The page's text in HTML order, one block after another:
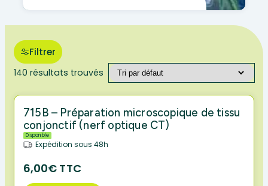
Filtrer
140 résultats trouvés
715B – Préparation microscopique de tissu
conjonctif (nerf optique CT)
Disponible
Expédition sous 48h
6,00€ TTC